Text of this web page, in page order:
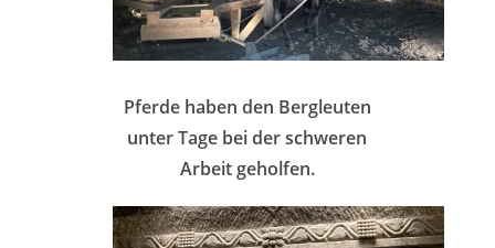
Pferde haben den Bergleuten
unter Tage bei der schweren
Arbeit geholfen.